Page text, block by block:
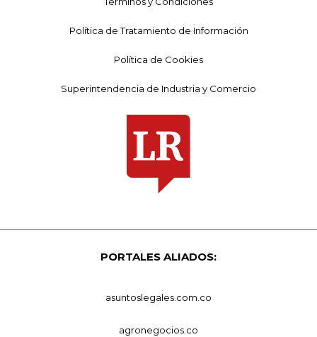
Política de Tratamiento de Información
Política de Cookies
Superintendencia de Industria y Comercio
PORTALES ALIADOS:
asuntoslegales.com.co
agronegocios.co